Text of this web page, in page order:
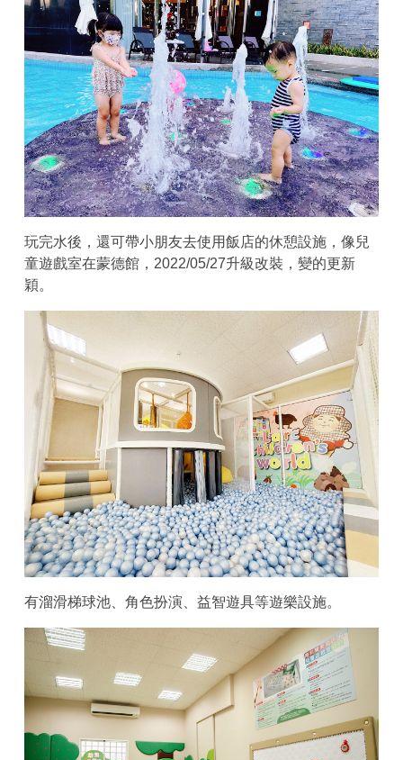
玩完水後，還可帶小朋友去使用飯店的休憩設施，像兒
童遊戲室在蒙德館，2022/05/27升級改裝，變的更新
穎。
有溜滑梯球池、角色扮演、益智遊具等遊樂設施。